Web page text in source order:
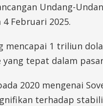
Undang-
4 Februari 2025.
mencapai 1 triliun
yang tepat dalam
2020 mengenai
terhadap